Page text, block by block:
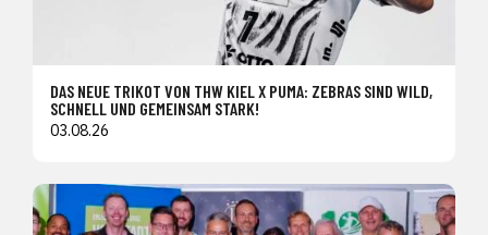
DAS NEUE TRIKOT VON THW KIEL X PUMA: ZEBRAS SIND WILD,
SCHNELL UND GEMEINSAM STARK!
03.08.26